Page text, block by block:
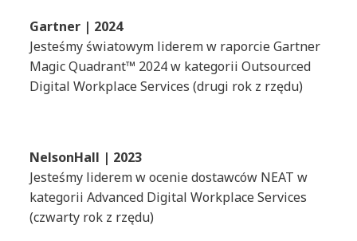
Gartner | 2024
Jesteśmy światowym liderem w raporcie Gartner
Magic Quadrant™ 2024 w kategorii Outsourced
Digital Workplace Services (drugi rok z rzędu)
NelsonHall | 2023
Jesteśmy liderem w ocenie dostawców NEAT w
kategorii Advanced Digital Workplace Services
(czwarty rok z rzędu)